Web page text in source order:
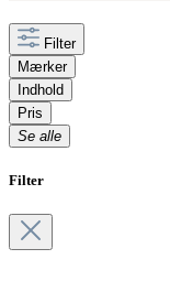
Filter
Mærker
Indhold
Pris
Se alle
Filter